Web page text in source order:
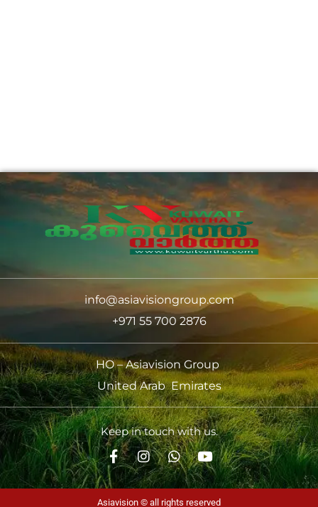
info@asiavisiongroup.com
+971 55 700 2876
HO – Asiavision Group
United Arab Emirates
Keep in touch with us.
Asiavision © all rights reserved